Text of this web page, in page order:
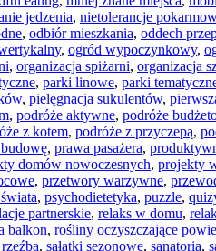
jedzenia, nietolerancje
, odbiór mieszkania, oddech
, ogród wypoczynkowy,
, organizacja spiżarni, organizacja
, parki linowe, parki
, pielęgnacja sukulentów,
, podróże aktywne, podróże
z kotem, podróże z przyczepą,
, prawa pasażera,
domów nowoczesnych, projekty
, przetwory warzywne,
, psychodietetyka, puzzle,
partnerskie, relaks w domu,
balkon, rośliny oczyszczające
rzeźba, sałatki sezonowe, sanatoria,